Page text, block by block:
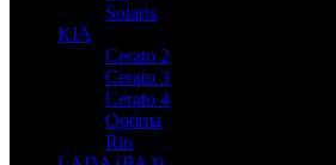
Solaris
KIA
Cerato 2
Cerato 3
Cerato 4
Optima
Rio